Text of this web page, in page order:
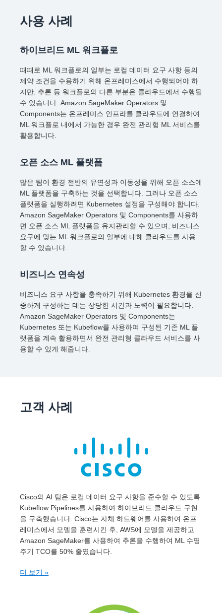
사용 사례
하이브리드 ML 워크플로
때때로 ML 워크플로의 일부는 로컬 데이터 요구 사항 등의
제약 조건을 수용하기 위해 온프레미스에서 수행되어야 하
지만, 추론 등 워크플로의 다른 부분은 클라우드에서 수행될
수 있습니다. Amazon SageMaker Operators 및
Components는 온프레미스 인프라를 클라우드에 연결하여
ML 워크플로 내에서 가능한 경우 완전 관리형 ML 서비스를
활용합니다.
오픈 소스 ML 플랫폼
많은 팀이 환경 전반의 유연성과 이동성을 위해 오픈 소스에
ML 플랫폼을 구축하는 것을 선택합니다. 그러나 오픈 소스
플랫폼을 실행하려면 Kubernetes 설정을 구성해야 합니다.
Amazon SageMaker Operators 및 Components를 사용하
면 오픈 소스 ML 플랫폼을 유지관리할 수 있으며, 비즈니스
요구에 맞는 ML 워크플로의 일부에 대해 클라우드를 사용
할 수 있습니다.
비즈니스 연속성
비즈니스 요구 사항을 충족하기 위해 Kubernetes 환경을 신
중하게 구성하는 데는 상당한 시간과 노력이 필요합니다.
Amazon SageMaker Operators 및 Components는
Kubernetes 또는 Kubeflow를 사용하여 구성된 기존 ML 플
랫폼을 계속 활용하면서 완전 관리형 클라우드 서비스를 사
용할 수 있게 해줍니다.
고객 사례
Cisco의 AI 팀은 로컬 데이터 요구 사항을 준수할 수 있도록
Kubeflow Pipelines를 사용하여 하이브리드 클라우드 구현
을 구축했습니다. Cisco는 자체 하드웨어를 사용하여 온프
레미스에서 모델을 훈련시킨 후, AWS에 모델을 제공하고
Amazon SageMaker를 사용하여 추론을 수행하여 ML 수명
주기 TCO를 50% 줄였습니다.
더 보기 »